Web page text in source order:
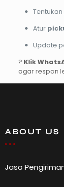
Tentukan
Atur
Update
? Klik
agar respon
ABOUT US
Jasa